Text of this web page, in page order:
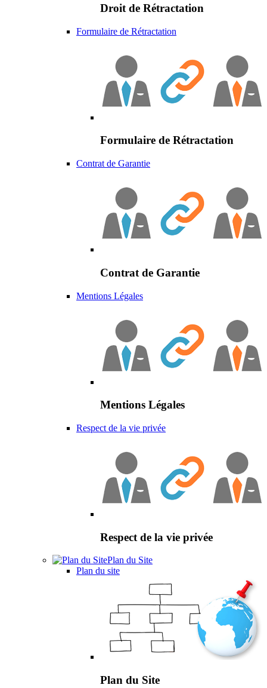
Droit de Rétractation
Formulaire de Rétractation
Formulaire de Rétractation
Contrat de Garantie
Contrat de Garantie
Mentions Légales
Mentions Légales
Respect de la vie privée
Respect de la vie privée
Plan du Site
Plan du site
Plan du Site